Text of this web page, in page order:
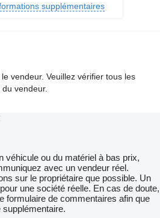
supplémentaires
vendeur. Veuillez vérifier tous les
vendeur.
véhicule ou du matériel à bas prix,
avec un vendeur réel.
sur le propriétaire que possible. Un
une société réelle. En cas de doute,
formulaire de commentaires afin que